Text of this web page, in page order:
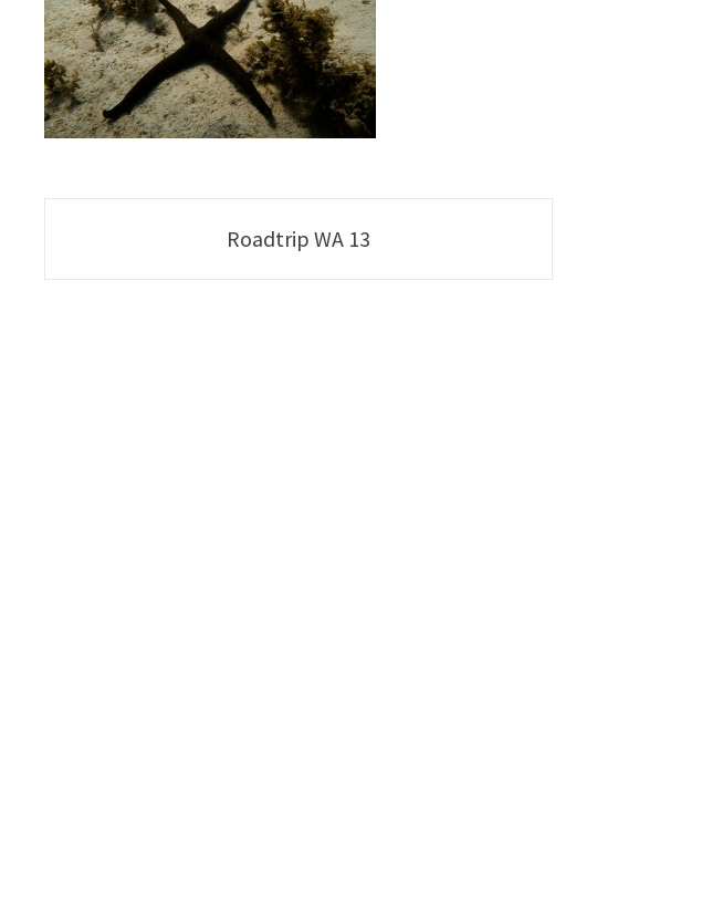
navigation
Roadtrip WA 13